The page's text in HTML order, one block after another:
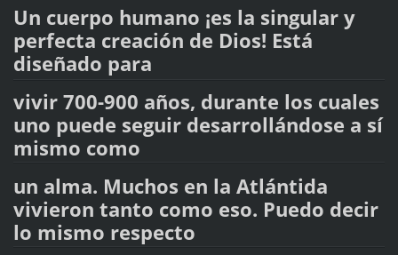
Un cuerpo humano ¡es la singular y
perfecta creación de Dios! Está
diseñado para
vivir 700-900 años, durante los cuales
uno puede seguir desarrollándose a sí
mismo como
un alma. Muchos en la Atlántida
vivieron tanto como eso. Puedo decir
lo mismo respecto